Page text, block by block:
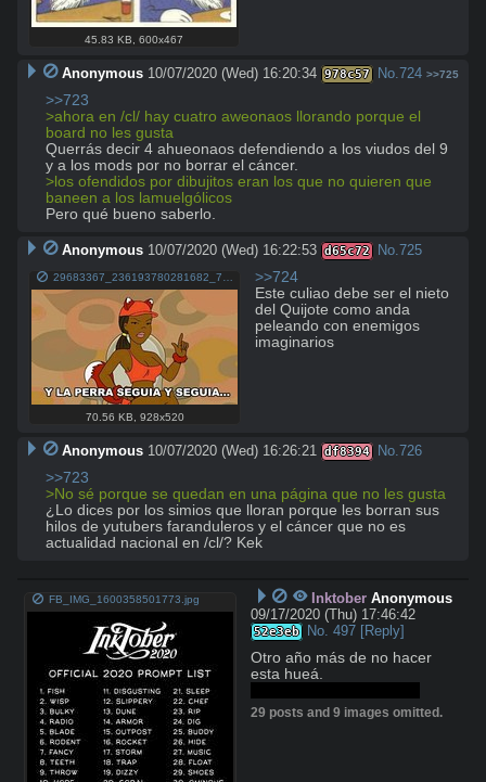
45.83 KB ,600x467
Anonymous 10/07/2020 (Wed) 16:20:34 978c57 No. 724 >>725
>>723
>ahora en /cl/ hay cuatro aweonaos llorando porque el
board no les gusta
Querrás decir 4 ahueonaos defendiendo a los viudos del 9
>los ofendidos por dibujitos eran los que no quieren que
baneen a los lamuelgólicos
Pero qué bueno saberlo.
Anonymous 10/07/2020 (Wed) 16:22:53 d65c72 No. 725
70.56 KB 928x520
>>724
Este culiao debe ser el nieto
del Quijote como anda
peleando con enemigos
imaginarios
Anonymous 10/07/2020 (Wed) 16:26:21 df8394 No.726
>>723
>No sé porque se quedan en una página que no les gusta
¿Lo dices por los simios que lloran porque les borran sus
hilos de yutubers faranduleros y el cáncer que no es
actualidad nacional en /cl/? Kek
FB_IMG_1600358501773.jpg Inktober Anonymous
09/17/2020 (Thu) 17:46:42
52e3eb No. 497 [Reply]
Otro año más de no hacer
29 posts and 9 images omitted.